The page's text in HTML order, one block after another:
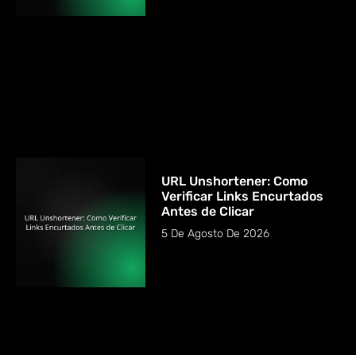
URL Unshortener: Como
Verificar Links Encurtados
Antes de Clicar
5 De Agosto De 2026